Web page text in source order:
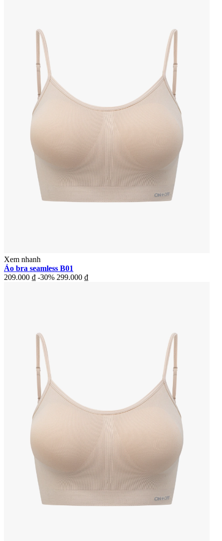
Xem nhanh
Áo bra seamless B01
209.000 ₫ -30% 299.000 ₫